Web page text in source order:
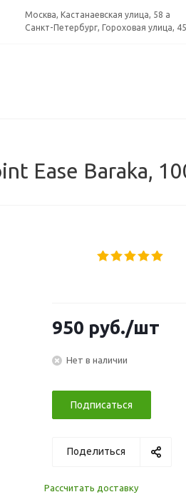
Москва, Кастанаевская улица, 58 а
Санкт-Петербург, Гороховая улица, 45
Ease Baraka,
950 руб./шт
Нет в наличии
Подписаться
Поделиться
Рассчитать доставку